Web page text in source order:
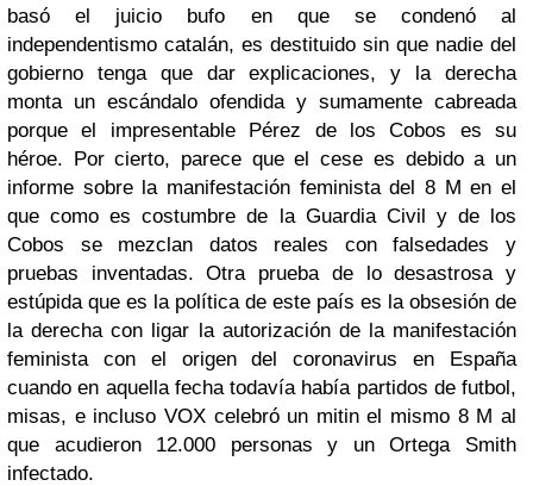
basó el juicio bufo en que se condenó al
independentismo catalán, es destituido sin que nadie del
gobierno tenga que dar explicaciones, y la derecha
monta un escándalo ofendida y sumamente cabreada
porque el impresentable Pérez de los Cobos es su
héroe. Por cierto, parece que el cese es debido a un
informe sobre la manifestación feminista del 8 M en el
que como es costumbre de la Guardia Civil y de los
Cobos se mezclan datos reales con falsedades y
pruebas inventadas. Otra prueba de lo desastrosa y
estúpida que es la política de este país es la obsesión de
la derecha con ligar la autorización de la manifestación
feminista con el origen del coronavirus en España
cuando en aquella fecha todavía había partidos de futbol,
misas, e incluso VOX celebró un mitin el mismo 8 M al
que acudieron 12.000 personas y un Ortega Smith
infectado.